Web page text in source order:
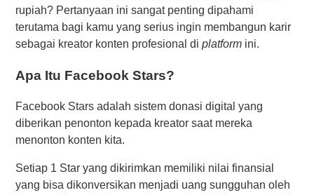
rupiah? Pertanyaan ini sangat penting dipahami
terutama bagi kamu yang serius ingin membangun karir
sebagai kreator konten profesional di platform ini.
Apa Itu Facebook Stars?
Facebook Stars adalah sistem donasi digital yang
diberikan penonton kepada kreator saat mereka
menonton konten kita.
Setiap 1 Star yang dikirimkan memiliki nilai finansial
yang bisa dikonversikan menjadi uang sungguhan oleh